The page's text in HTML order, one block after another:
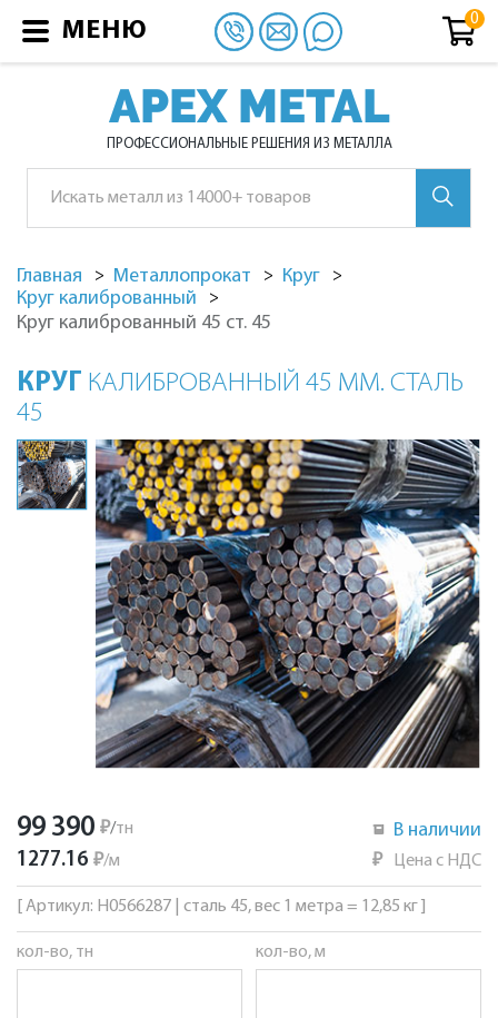
APEX METAL
ПРОФЕССИОНАЛЬНЫЕ РЕШЕНИЯ ИЗ МЕТАЛЛА
Главная Металлопрокат
Круг
Круг калиброванный
Круг калиброванный 45 ст. 45
КРУГ КАЛИБРОВАННЫЙ 45 ММ. СТАЛЬ
45
99 390 ₽/тн
1277.16 ₽/м
В наличии
₽ Цена с НДС
[ Артикул: Н0566287 | сталь 45, вес 1 метра = 12,85 кг ]
кол-во, тн кол-во, м
МЕНЮ